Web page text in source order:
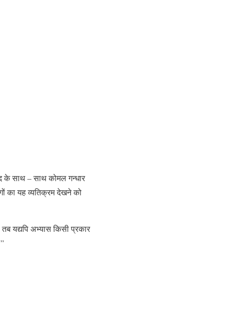
के साथ – साथ कोमल गन्धार
का यह व्यतिक्रम देखने को
यद्यपि अभ्यास किसी प्रकार